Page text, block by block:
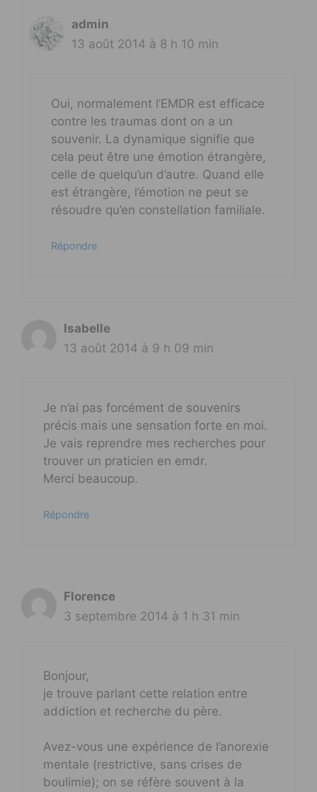
admin
13 août 2014 à 8 h 10 min
Oui, normalement l’EMDR est efficace
contre les traumas dont on a un
souvenir. La dynamique signifie que
cela peut être une émotion étrangère,
celle de quelqu’un d’autre. Quand elle
est étrangère, l’émotion ne peut se
résoudre qu’en constellation familiale.
Répondre
Isabelle
13 août 2014 à 9 h 09 min
Je n’ai pas forcément de souvenirs
précis mais une sensation forte en moi.
Je vais reprendre mes recherches pour
trouver un praticien en emdr.
Merci beaucoup.
Répondre
Florence
3 septembre 2014 à 1 h 31 min
Bonjour,
je trouve parlant cette relation entre
addiction et recherche du père.
Avez-vous une expérience de l’anorexie
mentale (restrictive, sans crises de
boulimie); on se réfère souvent à la